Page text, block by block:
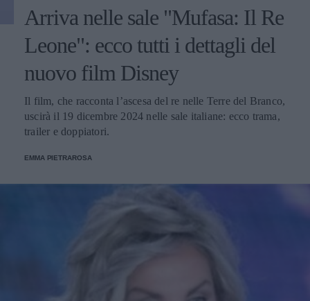
Arriva nelle sale "Mufasa: Il Re
Leone": ecco tutti i dettagli del
nuovo film Disney
Il film, che racconta l’ascesa del re nelle Terre del Branco,
uscirà il 19 dicembre 2024 nelle sale italiane: ecco trama,
trailer e doppiatori.
EMMA PIETRAROSA